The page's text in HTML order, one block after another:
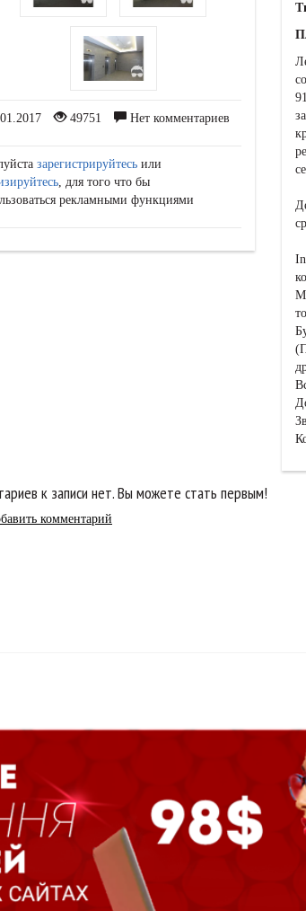
49751 Нет комментариев
зарегистрируйтесь или
, для того что бы
рекламными функциями
к записи нет. Вы можете стать первым!
комментарий